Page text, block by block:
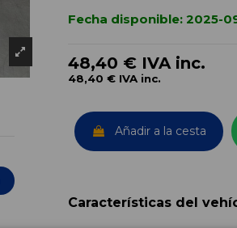
Fecha disponible: 2025-
48,40 € IVA inc.
48,40 € IVA inc.
Añadir a la cesta
Características del